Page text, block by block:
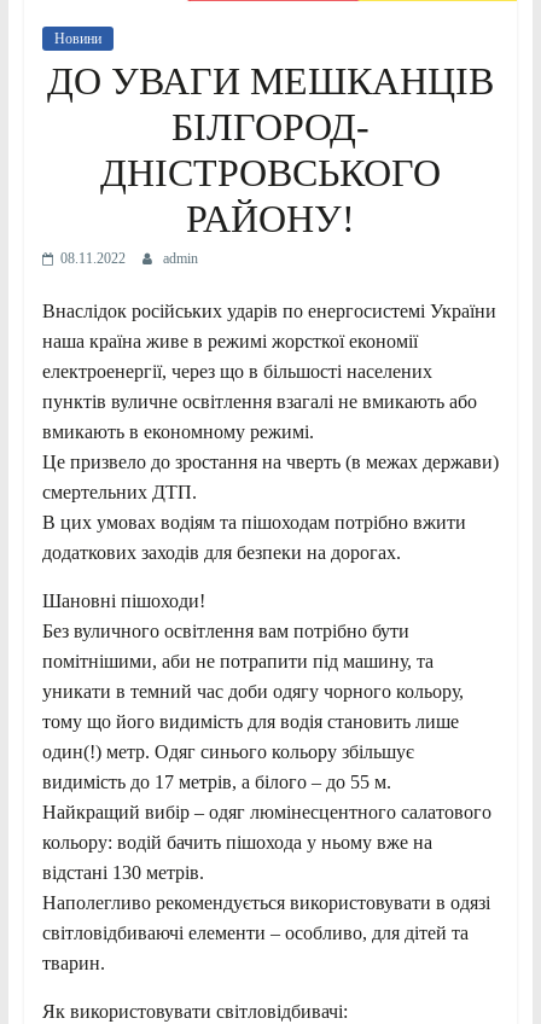
Новини
ДО УВАГИ МЕШКАНЦІВ
БІЛГОРОД-
ДНІСТРОВСЬКОГО
РАЙОНУ!
08.11.2022 admin
Внаслідок російських ударів по енергосистемі України
наша країна живе в режимі жорсткої економії
електроенергії, через що в більшості населених
пунктів вуличне освітлення взагалі не вмикають або
вмикають в економному режимі.
Це призвело до зростання на чверть (в межах держави)
смертельних ДТП.
В цих умовах водіям та пішоходам потрібно вжити
додаткових заходів для безпеки на дорогах.
Шановні пішоходи!
Без вуличного освітлення вам потрібно бути
помітнішими, аби не потрапити під машину, та
уникати в темний час доби одягу чорного кольору,
тому що його видимість для водія становить лише
один(!) метр. Одяг синього кольору збільшує
видимість до 17 метрів, а білого – до 55 м.
Найкращий вибір – одяг люмінесцентного салатового
кольору: водій бачить пішохода у ньому вже на
відстані 130 метрів.
Наполегливо рекомендується використовувати в одязі
світловідбиваючі елементи – особливо, для дітей та
тварин.
Як використовувати світловідбивачі: